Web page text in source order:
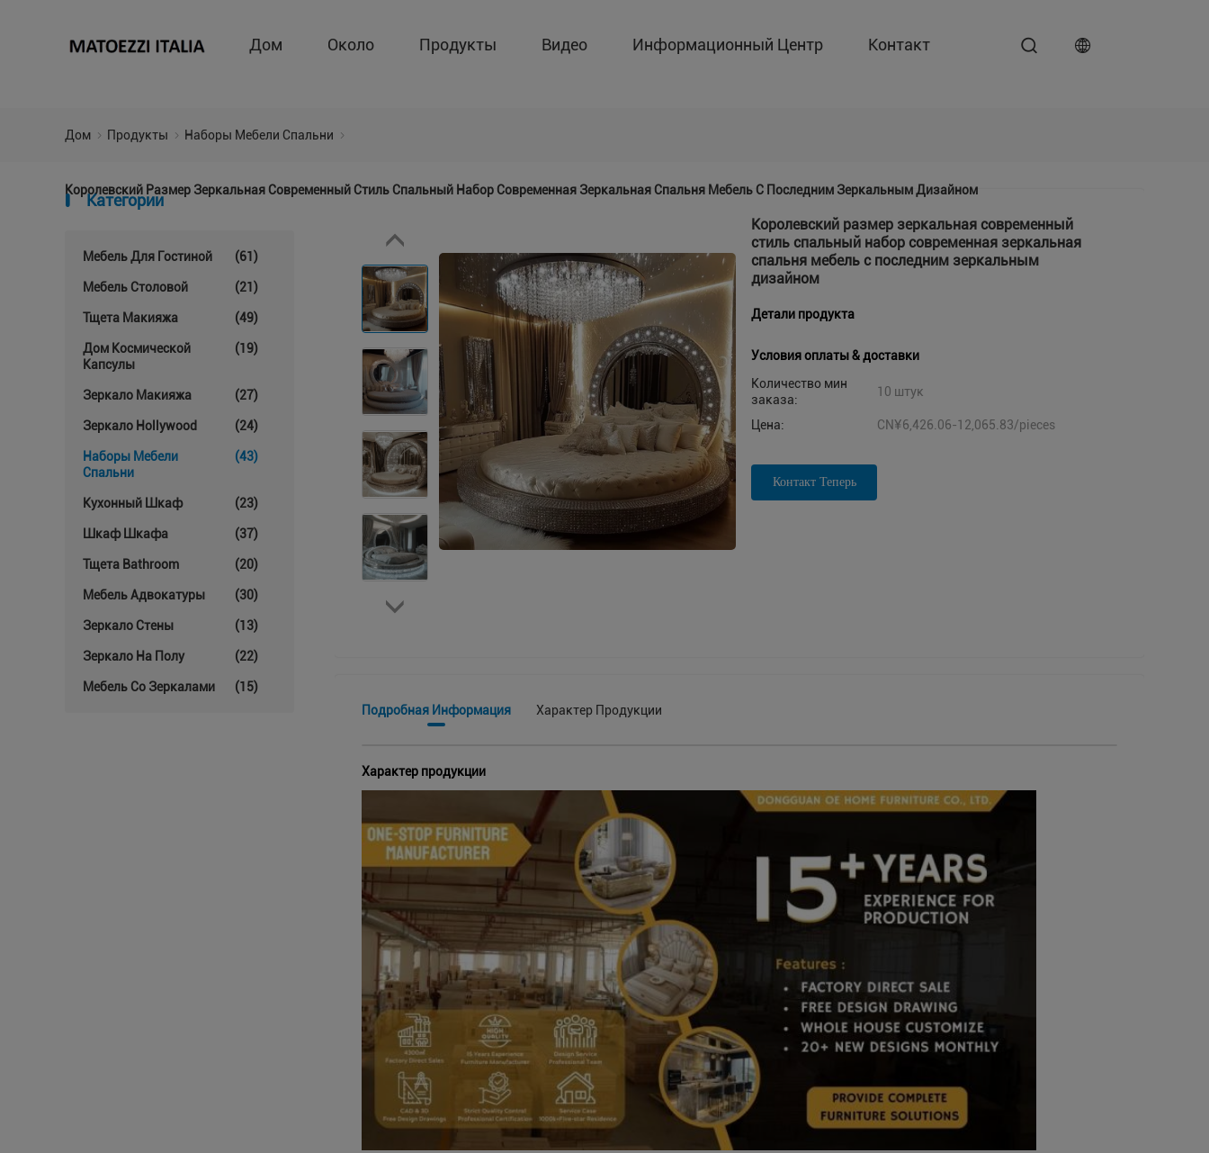
Дом Около Продукты Видео Информационный Центр Контакт
Дом Продукты Наборы Мебели Спальни
Королевский Размер Зеркальная Современный Стиль Спальный Набор Современная Зеркальная Спальня Мебель С Последним Зеркальным Дизайном
Категории
Мебель Для Гостиной (61)
Мебель Столовой (21)
Тщета Макияжа (49)
Дом Космической
Капсулы
(19)
Зеркало Макияжа (27)
Зеркало Hollywood (24)
Наборы Мебели
Спальни
(43)
Кухонный Шкаф (23)
Шкаф Шкафа (37)
Тщета Bathroom (20)
Мебель Адвокатуры (30)
Зеркало Стены (13)
Зеркало На Полу (22)
Мебель Со Зеркалами (15)
Королевский размер зеркальная современный
стиль спальный набор современная зеркальная
спальня мебель с последним зеркальным
дизайном
Детали продукта
Условия оплаты & доставки
Количество мин
заказа:
10 штук
Цена: CN¥6,426.06-12,065.83/pieces
Контакт Теперь
Подробная Информация Характер Продукции
Характер продукции